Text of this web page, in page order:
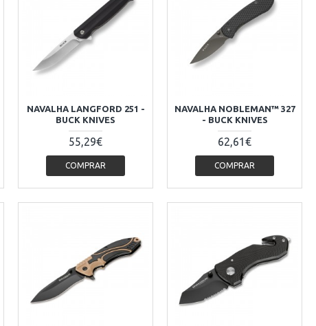
NAVALHA LANGFORD 251 -
BUCK KNIVES
55,29€
COMPRAR
NAVALHA NOBLEMAN™ 327
- BUCK KNIVES
62,61€
COMPRAR